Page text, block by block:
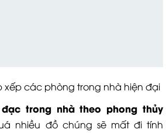
phòng trong nhà hiện đại
trong nhà theo phong thủy
nhiều đồ chúng sẽ mất đi tính